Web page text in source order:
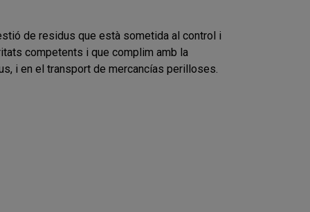
de residus que està sometida al control i
competents i que complim amb la
i en el transport de mercancías perilloses.